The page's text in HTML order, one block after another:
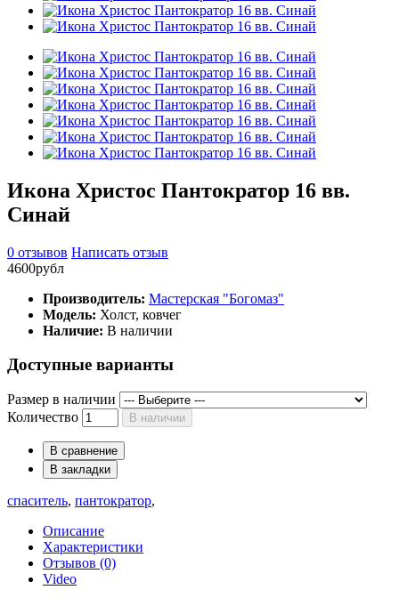
Икона Христос Пантократор 16 вв.
Синай
0 отзывов Написать отзыв
4600рубл
Производитель: Мастерская "Богомаз"
Модель: Холст, ковчег
Наличие: В наличии
Доступные варианты
Размер в наличии
Количество
В наличии
В сравнение
В закладки
спаситель, пантократор,
Описание
Характеристики
Отзывов (0)
Video